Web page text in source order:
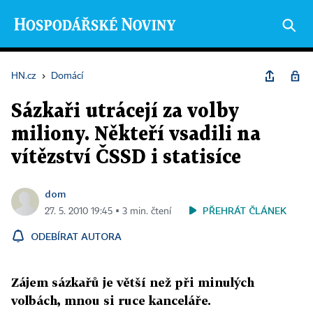
HN.cz › Domácí
Sázkaři utrácejí za volby
miliony. Někteří vsadili na
vítězství ČSSD i statisíce
dom
27. 5. 2010 19:45 ▪ 3 min. čtení PŘEHRÁT ČLÁNEK
ODEBÍRAT AUTORA
Zájem sázkařů je větší než při minulých
volbách, mnou si ruce kanceláře.